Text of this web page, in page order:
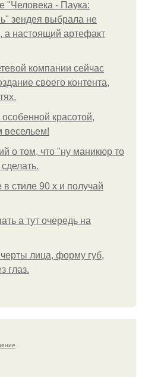
"Человека - Паука:
зендея выбрала не
а настоящий артефакт
компании сейчас
своего контента,
красотой,
весельем!
о том, что "ну маникюр то
стиле 90 х и получай
а тут очередь на
лица, форму губ,
глаз.